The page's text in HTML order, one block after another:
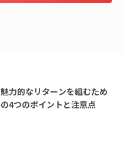
魅力的なリターンを組むため
の4つのポイントと注意点